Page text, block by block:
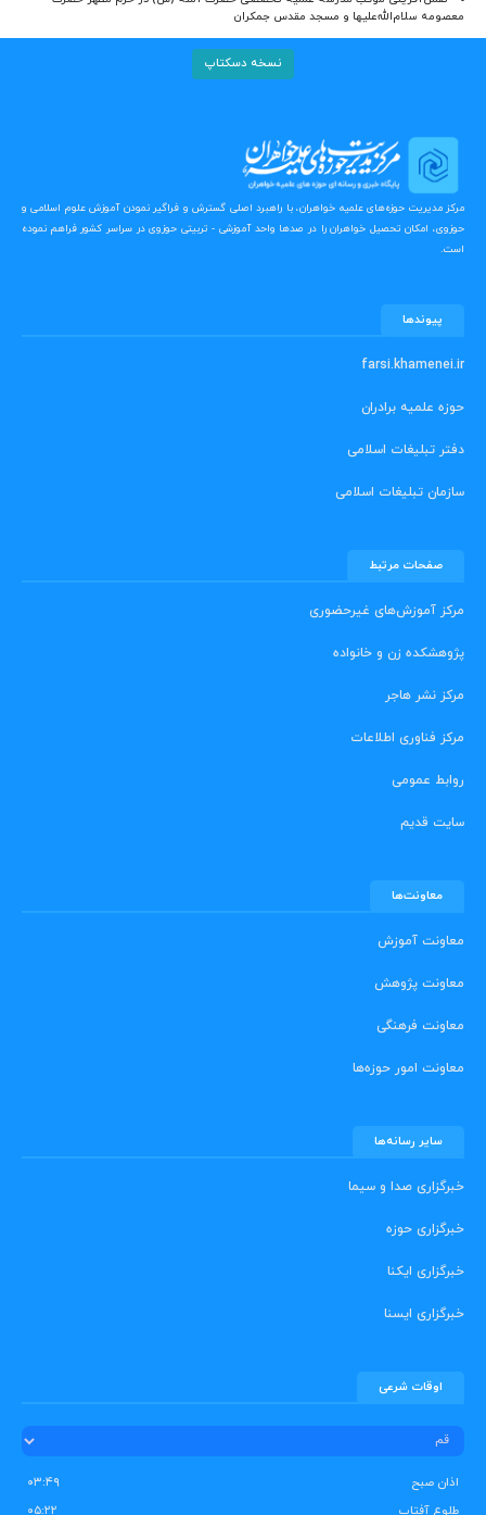
معصومه سلام‌الله‌علیها و مسجد مقدس جمکران
نسخه دسکتاپ
مرکز مدیریت حوزه‌های علمیه خواهران، با راهبرد اصلی گسترش و فراگیر نمودن آموزش علوم اسلامی و
حوزوی، امکان تحصیل خواهران را در صدها واحد آموزشی - تربیتی حوزوی در سراسر کشور فراهم نموده
است.
پیوندها
farsi.khamenei.ir
حوزه علمیه برادران
دفتر تبلیغات اسلامی
سازمان تبلیغات اسلامی
صفحات مرتبط
مرکز آموزش‌های غیرحضوری
پژوهشکده زن و خانواده
مرکز نشر هاجر
مرکز فناوری اطلاعات
روابط عمومی
سایت قدیم
معاونت‌ها
معاونت آموزش
معاونت پژوهش
معاونت فرهنگی
معاونت امور حوزه‌ها
سایر رسانه‌ها
خبرگزاری صدا و سیما
خبرگزاری حوزه
خبرگزاری ایکنا
خبرگزاری ایسنا
اوقات شرعی
اذان صبح
۰۳:۴۹
طلوع آفتاب
۰۵:۲۲